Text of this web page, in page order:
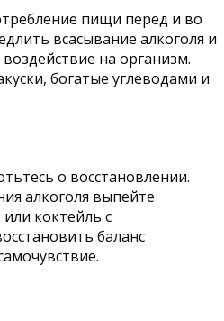
пищи перед и во
всасывание алкоголя и
на организм.
богатые углеводами и
о восстановлении.
алкоголя выпейте
коктейль с
баланс